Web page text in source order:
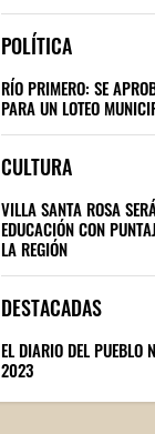
POLÍTICA
RÍO PRIMERO: SE
PARA UN LOTEO
CULTURA
VILLA SANTA ROSA
EDUCACIÓN CON
LA REGIÓN
DESTACADAS
EL DIARIO DEL
2023